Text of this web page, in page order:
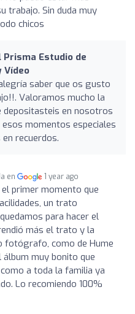
trabajo. Sin duda muy
chicos
Prisma Estudio de
Vídeo
saber que os gusto
Valoramos mucho la
depositasteis en nosotros
momentos especiales
recuerdos.
en 1 year ago
el primer momento que
un trato
para hacer el
más el trato y la
fotógrafo, como de Hume
muy bonito que
a toda la familia ya
Lo recomiendo 100%